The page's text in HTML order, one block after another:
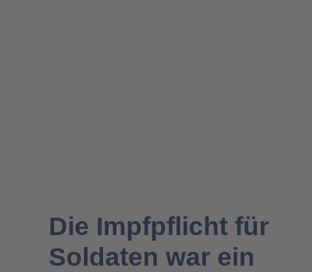
Die Impfpflicht für
Soldaten war ein